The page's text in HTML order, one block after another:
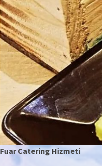
Fuar Catering Hizmeti